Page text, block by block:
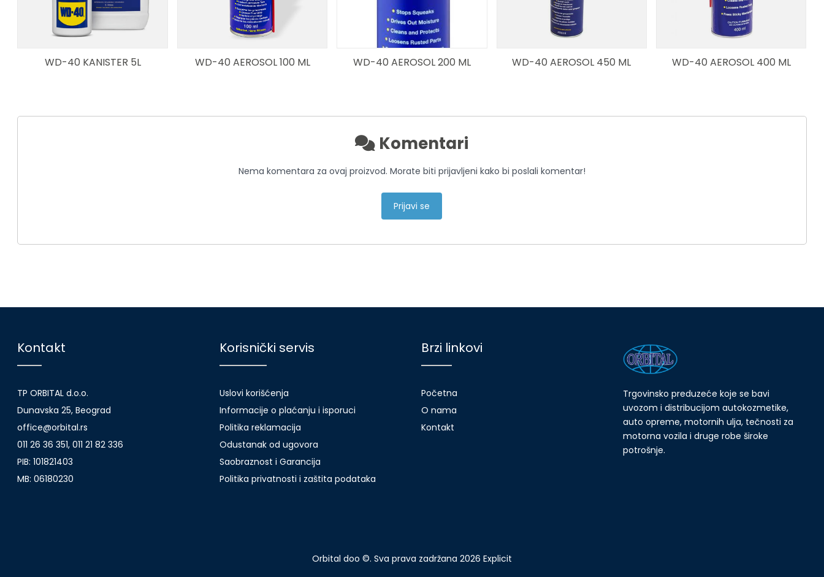
WD-40 KANISTER 5L WD-40 AEROSOL 100 ML WD-40 AEROSOL 200 ML WD-40 AEROSOL 450 ML WD-40 AEROSOL 400 ML
Komentari
Nema komentara za ovaj proizvod. Morate biti prijavljeni kako bi poslali komentar!
Prijavi se
Kontakt
TP ORBITAL d.o.o.
Dunavska 25, Beograd
office@orbital.rs
011 26 36 351, 011 21 82 336
PIB: 101821403
MB: 06180230
Korisnički servis
Uslovi korišćenja
Informacije o plaćanju i isporuci
Politika reklamacija
Odustanak od ugovora
Saobraznost i Garancija
Politika privatnosti i zaštita podataka
Brzi linkovi
Početna
O nama
Kontakt
Trgovinsko preduzeće koje se bavi
uvozom i distribucijom autokozmetike,
auto opreme, motornih ulja, tečnosti za
motorna vozila i druge robe široke
potrošnje.
Orbital doo ©. Sva prava zadržana 2026 Explicit